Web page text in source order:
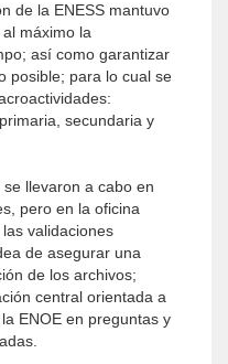
de la ENESS mantuvo
máximo la
así como garantizar
posible; para lo cual se
secundaria y
llevaron a cabo en
pero en la oficina
validaciones
de asegurar una
de los archivos;
central orientada a
ENOE en preguntas y